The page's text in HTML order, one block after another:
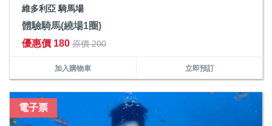
維多利亞 騎馬場
體驗騎馬(繞場1圈)
優惠價 180 原價 200
加入購物車 立即預訂
電子票